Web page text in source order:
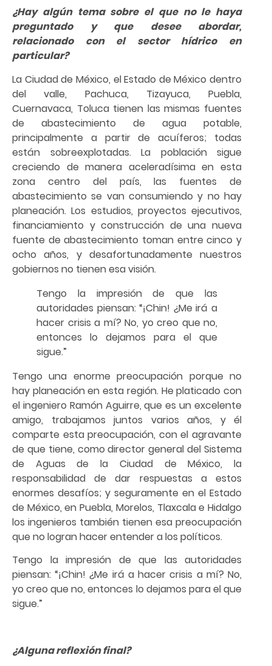
¿Hay algún tema sobre el que no le haya
preguntado y que desee abordar,
relacionado con el sector hídrico en
particular?
La Ciudad de México, el Estado de México dentro
del valle, Pachuca, Tizayuca, Puebla,
Cuernavaca, Toluca tienen las mismas fuentes
de abastecimiento de agua potable,
principalmente a partir de acuíferos; todas
están sobreexplotadas. La población sigue
creciendo de manera aceleradísima en esta
zona centro del país, las fuentes de
abastecimiento se van consumiendo y no hay
planeación. Los estudios, proyectos ejecutivos,
financiamiento y construcción de una nueva
fuente de abastecimiento toman entre cinco y
ocho años, y desafortunadamente nuestros
gobiernos no tienen esa visión.
Tengo la impresión de que las
autoridades piensan: “¡Chin! ¿Me irá a
hacer crisis a mí? No, yo creo que no,
entonces lo dejamos para el que
sigue.”
Tengo una enorme preocupación porque no
hay planeación en esta región. He platicado con
el ingeniero Ramón Aguirre, que es un excelente
amigo, trabajamos juntos varios años, y él
comparte esta preocupación, con el agravante
de que tiene, como director general del Sistema
de Aguas de la Ciudad de México, la
responsabilidad de dar respuestas a estos
enormes desafíos; y seguramente en el Estado
de México, en Puebla, Morelos, Tlaxcala e Hidalgo
los ingenieros también tienen esa preocupación
que no logran hacer entender a los políticos.
Tengo la impresión de que las autoridades
piensan: “¡Chin! ¿Me irá a hacer crisis a mí? No,
yo creo que no, entonces lo dejamos para el que
sigue.”
¿Alguna reflexión final?